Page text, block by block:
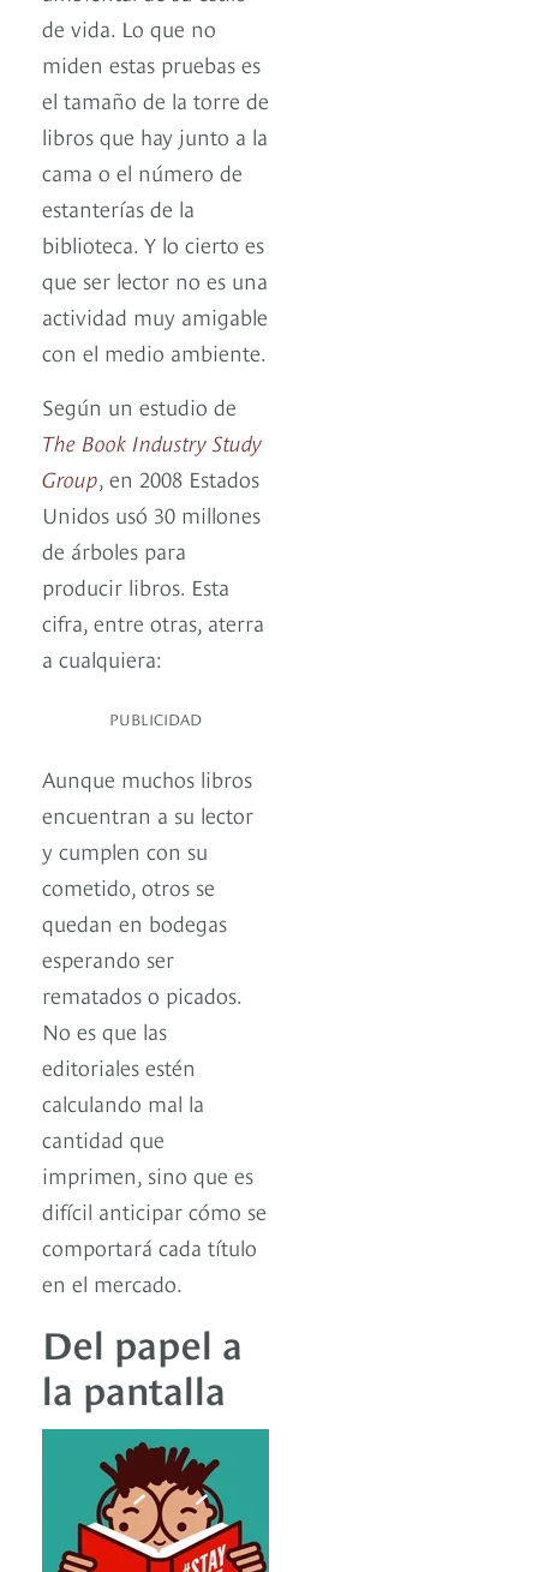
de vida. Lo que no
miden estas pruebas es
el tamaño de la torre de
libros que hay junto a la
cama o el número de
estanterías de la
biblioteca. Y lo cierto es
que ser lector no es una
actividad muy amigable
con el medio ambiente.
Según un estudio de
The Book Industry Study
Group, en 2008 Estados
Unidos usó 30 millones
de árboles para
producir libros. Esta
cifra, entre otras, aterra
a cualquiera:
PUBLICIDAD
Aunque muchos libros
encuentran a su lector
y cumplen con su
cometido, otros se
quedan en bodegas
esperando ser
rematados o picados.
No es que las
editoriales estén
calculando mal la
cantidad que
imprimen, sino que es
difícil anticipar cómo se
comportará cada título
en el mercado.
Del papel a
la pantalla